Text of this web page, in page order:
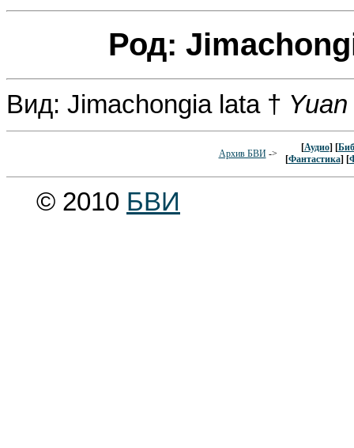
Род:
Вид: Jimachongia lata †
Архив БВИ->
[Аудио] [
[Фантастика] [
© 2010 БВИ